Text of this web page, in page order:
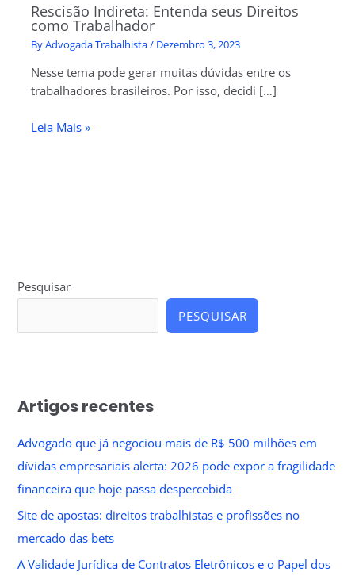
Rescisão Indireta: Entenda seus Direitos
como Trabalhador
ByAdvogada Trabalhista/ Dezembro 3, 2023
Nesse tema pode gerar muitas dúvidas entre os
trabalhadores brasileiros. Por isso, decidi […]
Leia Mais »
Pesquisar
PESQUISAR
Artigos recentes
Advogado que já negociou mais de R$ 500 milhões em
dívidas empresariais alerta: 2026 pode expor a fragilidade
financeira que hoje passa despercebida
Site de apostas: direitos trabalhistas e profissões no
mercado das bets
A Validade Jurídica de Contratos Eletrônicos e o Papel dos